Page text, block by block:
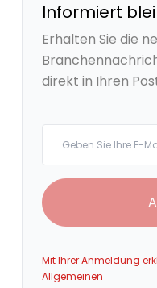
Informiert
Erhalten Sie die
direkt in Ihren
Mit Ihrer Anmeldung
Allgemeinen